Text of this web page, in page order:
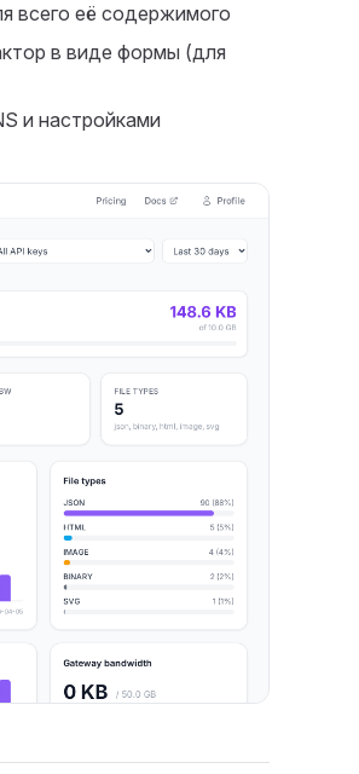
всего её содержимого
в виде формы (для
и настройками